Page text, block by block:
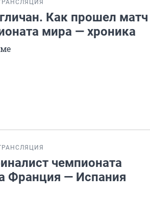
Как прошел матч
мира — хроника
чемпионата
Франция — Испания